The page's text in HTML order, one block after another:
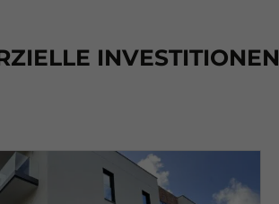
INVESTITIONEN